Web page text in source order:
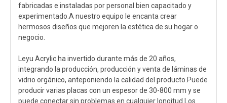
fabricadas e instaladas por personal bien capacitado y
experimentado.A nuestro equipo le encanta crear
hermosos diseños que mejoren la estética de su hogar o
negocio.
Leyu Acrylic ha invertido durante más de 20 años,
integrando la producción, producción y venta de láminas de
vidrio orgánico, anteponiendo la calidad del producto.Puede
producir varias placas con un espesor de 30-800 mm y se
puede conectar sin problemas en cualquier longitud.Los